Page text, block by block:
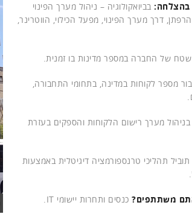
בהצלחה: בביואקולוגיה – ניהול מערך הפינוי
דרך מערך הפינוי, מפעל הכילוי, הווטרינר,
של החברה במספר מדינות בו זמנית.
מספר לקוחות במדינה, בתחומי התחבורה,
מערך רישום הלקוחות והספקים בעזרת
תוביל תהליכי טרנספורמציה דיגיטלית באמצעות
משתתפים? כנסים ותחרות יישומי IT.